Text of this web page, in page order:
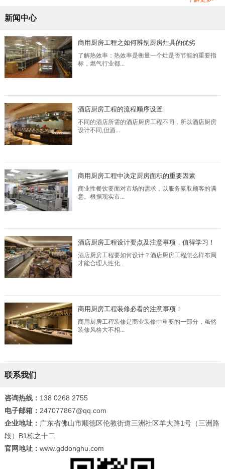
新闻中心
商用厨房工程之如何辨别厨房灶具的优劣
了解热效率：热效率是衡量一个灶是否节能的重要指
标，燃气行业都...
酒店厨房工程的流程顺序设置
不同的酒店所需的酒店厨房工程不同，所以酒店厨房
设计不同,但酒...
商用厨房工程中决定厨房面积的重要因素
商业性餐饮要面对市场的需求，以服务赢取顾客的满
意。根据现实市...
酒店厨房工程设计要点及注意事项，值得学习！
酒店厨房工程要如何设计？酒店厨房工程怎么样布局
才能合理人性化...
商用厨房工程装修必看的注意事项！
商用厨房工程装修是商业装修中重要的一部分，虽然
装修风格大不相...
联系我们
咨询热线： 138 0268 2755
电子邮箱： 247077867@qq.com
企业地址： 广东省佛山市顺德区伦教街道三洲社区羊大路1号（三洲路
段）B1栋之十二
官网地址： www.gddonghu.com